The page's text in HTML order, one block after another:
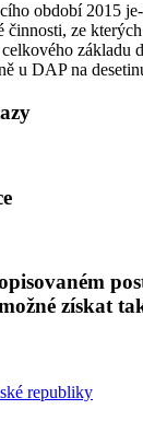
období 2015
činnosti, ze
základu
u DAP na
získat
republiky